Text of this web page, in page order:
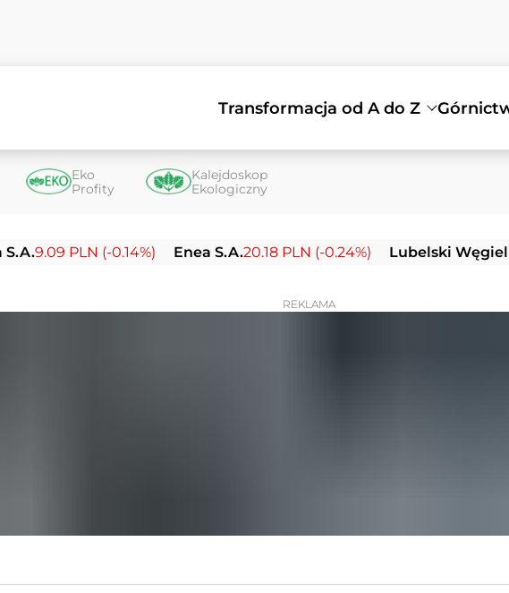
Transformacja od A do Z
Eko
Profity
Kalejdoskop
Ekologiczny
PLN (-0.14%) Enea S.A.20.18 PLN (-0.24%) Lubelski Węgiel
REKLAMA